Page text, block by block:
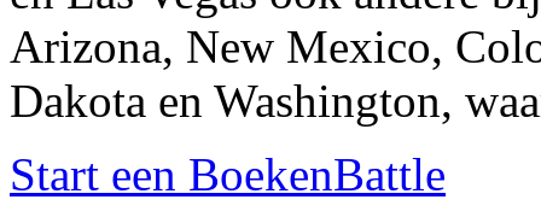
Arizona, New Mexico,
Dakota en Washington,
Start een BoekenBattle